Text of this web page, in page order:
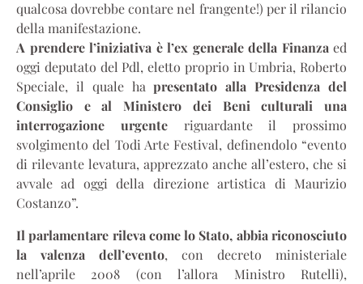
qualcosa dovrebbe contare nel frangente!) per il rilancio
della manifestazione.
A prendere l’iniziativa è l’ex generale della Finanza ed
oggi deputato del Pdl, eletto proprio in Umbria, Roberto
Speciale, il quale hapresentato alla Presidenza del
Consiglio e al Ministero dei Beni culturali una
interrogazione urgente riguardante il prossimo
svolgimento del Todi Arte Festival, definendolo “evento
di rilevante levatura, apprezzato anche all’estero, che si
avvale ad oggi della direzione artistica di Maurizio
Costanzo”.
Il parlamentare rileva come lo Stato, abbia riconosciuto
la valenza dell’evento, con decreto ministeriale
nell’aprile 2008 (con l’allora Ministro Rutelli),